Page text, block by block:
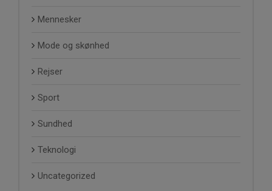
Mennesker
Mode og skønhed
Rejser
Sport
Sundhed
Teknologi
Uncategorized